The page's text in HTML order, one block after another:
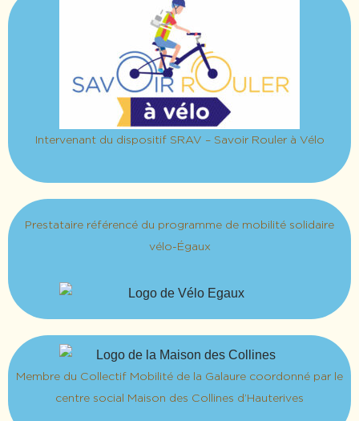
Intervenant du dispositif SRAV – Savoir Rouler à Vélo
Prestataire référencé du programme de mobilité solidaire
vélo-Égaux
Membre du Collectif Mobilité de la Galaure coordonné par le
centre social Maison des Collines d’Hauterives